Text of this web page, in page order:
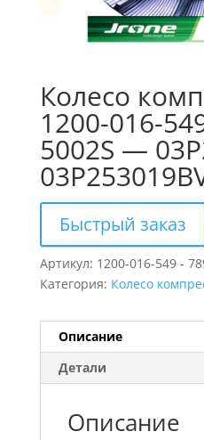
Колесо
1200-016-
5002S —
Быстрый заказ
Артикул: 1200-016-549 -
Категория: Колесо
Описание
Детали
Описание